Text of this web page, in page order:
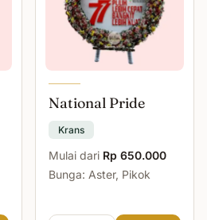
National Pride
Krans
Mulai dari Rp 650.000
Bunga: Aster, Pikok